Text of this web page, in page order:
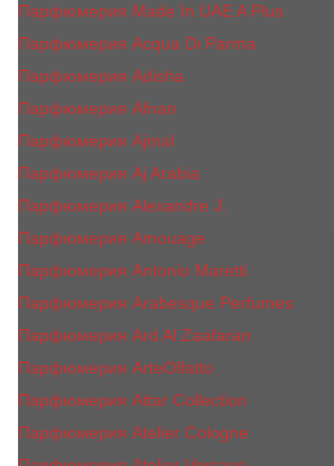
Парфюмерия Made In UAE A Plus
Парфюмерия Acqua Di Parma
Парфюмерия Adisha
Парфюмерия Afnan
Парфюмерия Ajmal
Парфюмерия Aj Arabia
Парфюмерия Alexandre J.
Парфюмерия Amouage
Парфюмерия Antonio Maretti
Парфюмерия Arabesque Perfumes
Парфюмерия Ard Al Zaafaran
Парфюмерия ArteOlfatto
Парфюмерия Attar Collection
Парфюмерия Atelier Cologne